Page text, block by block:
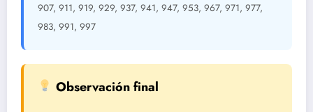
907, 911, 919, 929, 937, 941, 947, 953, 967, 971, 977,
983, 991, 997
Observación final